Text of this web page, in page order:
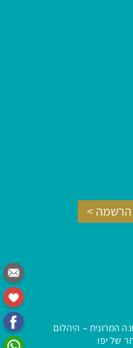
המרונית – היהלום
של יפו